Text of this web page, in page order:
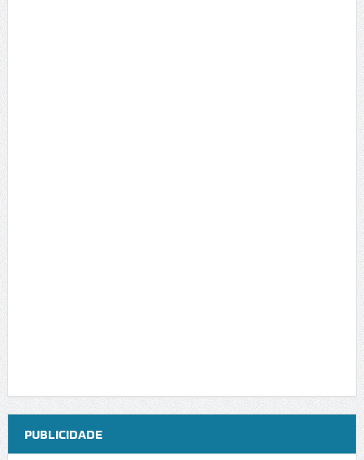
PUBLICIDADE